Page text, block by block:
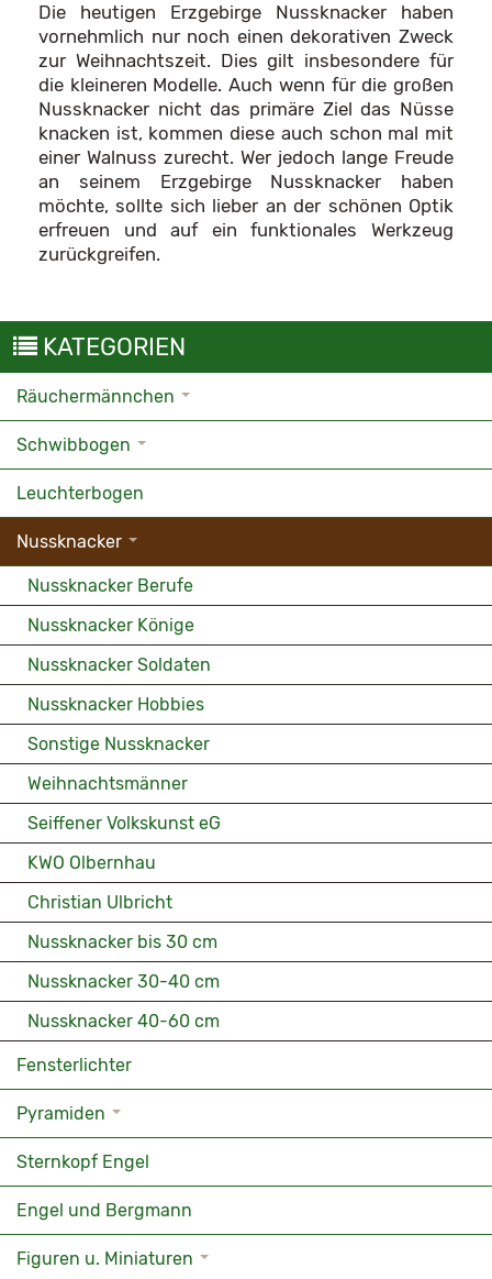
Die heutigen Erzgebirge Nussknacker haben
vornehmlich nur noch einen dekorativen Zweck
zur Weihnachtszeit. Dies gilt insbesondere für
die kleineren Modelle. Auch wenn für die großen
Nussknacker nicht das primäre Ziel das Nüsse
knacken ist, kommen diese auch schon mal mit
einer Walnuss zurecht. Wer jedoch lange Freude
an seinem Erzgebirge Nussknacker haben
möchte, sollte sich lieber an der schönen Optik
erfreuen und auf ein funktionales Werkzeug
zurückgreifen.
KATEGORIEN
Räuchermännchen
Schwibbogen
Leuchterbogen
Nussknacker
Nussknacker Berufe
Nussknacker Könige
Nussknacker Soldaten
Nussknacker Hobbies
Sonstige Nussknacker
Weihnachtsmänner
Seiffener Volkskunst eG
KWO Olbernhau
Christian Ulbricht
Nussknacker bis 30 cm
Nussknacker 30-40 cm
Nussknacker 40-60 cm
Fensterlichter
Pyramiden
Sternkopf Engel
Engel und Bergmann
Figuren u. Miniaturen